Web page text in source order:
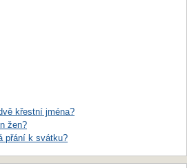
křestní jména?
žen?
přání k svátku?